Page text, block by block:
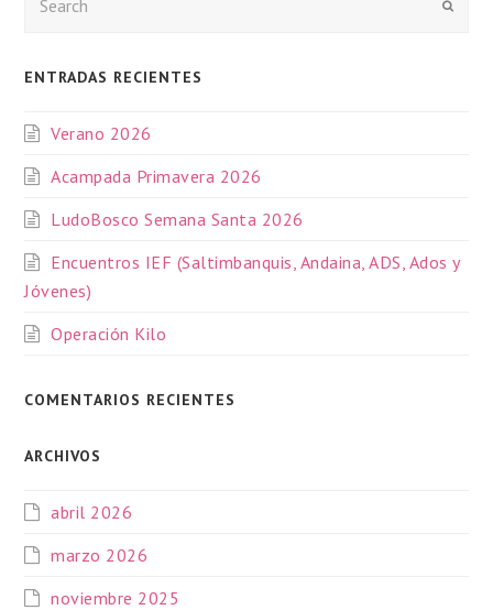
Enviar
ENTRADAS RECIENTES
Verano 2026
Acampada Primavera 2026
LudoBosco Semana Santa 2026
Encuentros IEF (Saltimbanquis, Andaina, ADS, Ados y
Jóvenes)
Operación Kilo
COMENTARIOS RECIENTES
ARCHIVOS
abril 2026
marzo 2026
noviembre 2025